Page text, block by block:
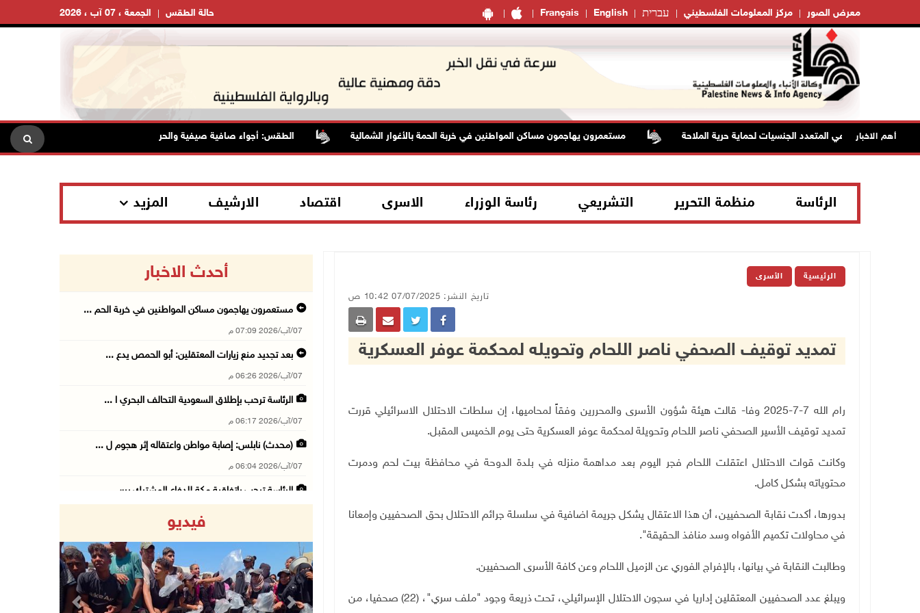
Français English עברית مركز المعلومات الفلسطيني معرض الصور الجمعة ، 07 آب ، 2026 حالة الطقس
أهم الاخبار
البحري الدفاعي المتعدد الجنسيات لحماية حرية الملاحة مستعمرون يهاجمون مساكن المواطنين في خربة الحمة بالأغوار الشمالية الطقس: أجواء صافية صيفية والحرارة حول معدلها العام
الرئاسة منظمة التحرير التشريعي رئاسة الوزراء الاسرى اقتصاد الارشيف المزيد
الرئيسية الأسرى
تاريخ النشر: 07/07/2025 10:42 ص
تمديد توقيف الصحفي ناصر اللحام وتحويله لمحكمة عوفر العسكرية
رام الله 7-7-2025 وفا- قالت هيئة شؤون الأسرى والمحررين وفقاً لمحاميها، إن سلطات الاحتلال الاسرائيلي قررت
تمديد توقيف الأسير الصحفي ناصر اللحام وتحويلة لمحكمة عوفر العسكرية حتى يوم الخميس المقبل.
وكانت قوات الاحتلال اعتقلت اللحام فجر اليوم بعد مداهمة منزله في بلدة الدوحة في محافظة بيت لحم ودمرت
محتوياته بشكل كامل.
بدورها، أكدت نقابة الصحفيين، أن هذا الاعتقال يشكل جريمة اضافية في سلسلة جرائم الاحتلال بحق الصحفيين وإمعانا
في محاولات تكميم الأفواه وسد منافذ الحقيقة".
وطالبت النقابة في بيانها، بالإفراج الفوري عن الزميل اللحام وعن كافة الأسرى الصحفيين.
ويبلغ عدد الصحفيين المعتقلين إداريا في سجون الاحتلال الإسرائيلي، تحت ذريعة وجود "ملف سري"، (22) صحفيا، من
أحدث الاخبار
مستعمرون يهاجمون مساكن المواطنين في خربة الحم ...
07/آب/2026 07:09 م
بعد تجديد منع زيارات المعتقلين: أبو الحمص يدع ...
07/آب/2026 06:26 م
الرئاسة ترحب بإطلاق السعودية التحالف البحري ا ...
07/آب/2026 06:17 م
(محدث) نابلس: إصابة مواطن واعتقاله إثر هجوم ل ...
07/آب/2026 06:04 م
الرئاسة ترحب باتفاقية مكة للدفاع المشترك بين ...
07/آب/2026 04:57 م
بيروت: اللجنة الفنية للمجلس الوطني تناقش التر ...
07/آب/2026 03:31 م
فيديو
Previous Next